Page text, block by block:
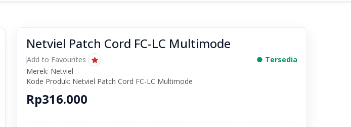
Netviel Patch Cord FC-LC Multimode
Add to Favourites
● Tersedia
Merek: Netviel
Kode Produk: Netviel Patch Cord FC-LC Multimode
Rp316.000